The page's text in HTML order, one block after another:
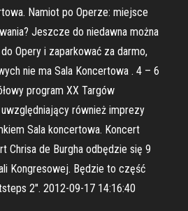
Namiot po Operze: miejsce
Jeszcze do niedawna można
Opery i zaparkować za darmo,
nie ma Sala Koncertowa . 4 – 6
program XX Targów
również imprezy
Sala koncertowa. Koncert
Chrisa de Burgha odbędzie się 9
Kongresowej. Będzie to część
2". 2012-09-17 14:16:40